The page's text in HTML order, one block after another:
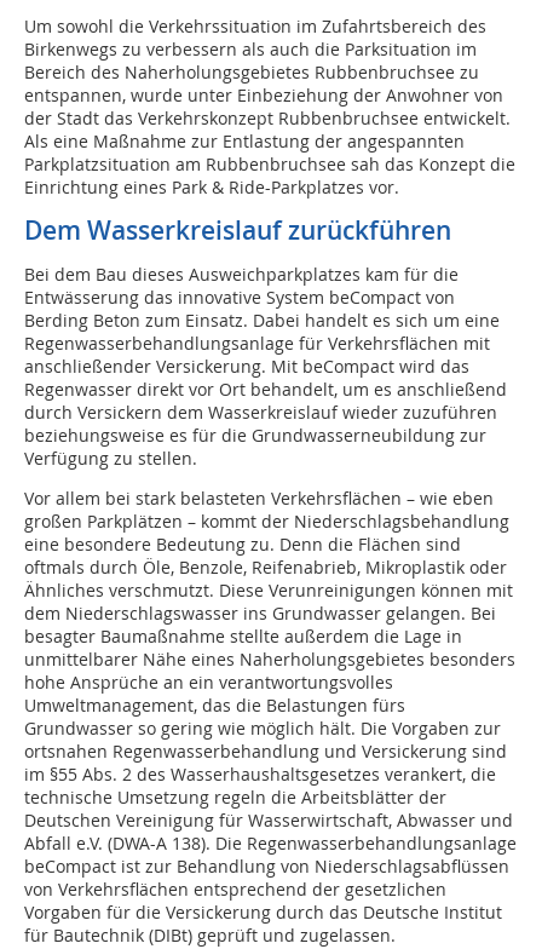
Um sowohl die Verkehrssituation im Zufahrtsbereich des
Birkenwegs zu verbessern als auch die Parksituation im
Bereich des Naherholungsgebietes Rubbenbruchsee zu
entspannen, wurde unter Einbeziehung der Anwohner von
der Stadt das Verkehrskonzept Rubbenbruchsee entwickelt.
Als eine Maßnahme zur Entlastung der angespannten
Parkplatzsituation am Rubbenbruchsee sah das Konzept die
Einrichtung eines Park & Ride-Parkplatzes vor.
Dem Wasserkreislauf zurückführen
Bei dem Bau dieses Ausweichparkplatzes kam für die
Entwässerung das innovative System beCompact von
Berding Beton zum Einsatz. Dabei handelt es sich um eine
Regenwasserbehandlungsanlage für Verkehrsflächen mit
anschließender Versickerung. Mit beCompact wird das
Regenwasser direkt vor Ort behandelt, um es anschließend
durch Versickern dem Wasserkreislauf wieder zuzuführen
beziehungsweise es für die Grundwasserneubildung zur
Verfügung zu stellen.
Vor allem bei stark belasteten Verkehrsflächen – wie eben
großen Parkplätzen – kommt der Niederschlagsbehandlung
eine besondere Bedeutung zu. Denn die Flächen sind
oftmals durch Öle, Benzole, Reifenabrieb, Mikroplastik oder
Ähnliches verschmutzt. Diese Verunreinigungen können mit
dem Niederschlagswasser ins Grundwasser gelangen. Bei
besagter Baumaßnahme stellte außerdem die Lage in
unmittelbarer Nähe eines Naherholungsgebietes besonders
hohe Ansprüche an ein verantwortungsvolles
Umweltmanagement, das die Belastungen fürs
Grundwasser so gering wie möglich hält. Die Vorgaben zur
ortsnahen Regenwasserbehandlung und Versickerung sind
im §55 Abs. 2 des Wasserhaushaltsgesetzes verankert, die
technische Umsetzung regeln die Arbeitsblätter der
Deutschen Vereinigung für Wasserwirtschaft, Abwasser und
Abfall e.V. (DWA-A 138). Die Regenwasserbehandlungsanlage
beCompact ist zur Behandlung von Niederschlagsabflüssen
von Verkehrsflächen entsprechend der gesetzlichen
Vorgaben für die Versickerung durch das Deutsche Institut
für Bautechnik (DIBt) geprüft und zugelassen.